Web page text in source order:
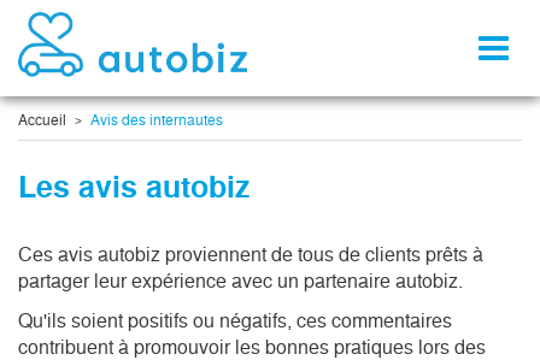
Accueil Avis des internautes
Les avis autobiz
Ces avis autobiz proviennent de tous de clients prêts à
partager leur expérience avec un partenaire autobiz.
Qu'ils soient positifs ou négatifs, ces commentaires
contribuent à promouvoir les bonnes pratiques lors des